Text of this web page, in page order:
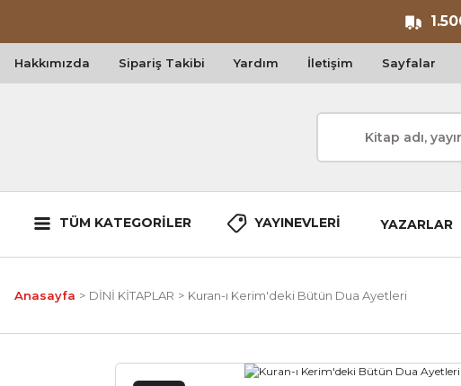
Hakkımızda Sipariş Takibi Yardım İletişim Sayfalar
TÜM KATEGORİLER YAYINEVLERİ YAZARLAR
Anasayfa DİNİ KİTAPLAR Kuran-ı Kerim'deki Bütün Dua Ayetleri